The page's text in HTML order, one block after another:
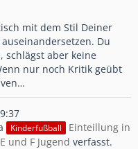
mit dem Stil Deiner
Du
schlägst aber keine
nur noch Kritik geübt
Kinderfußball
Einteillung in
und F Jugend verfasst.